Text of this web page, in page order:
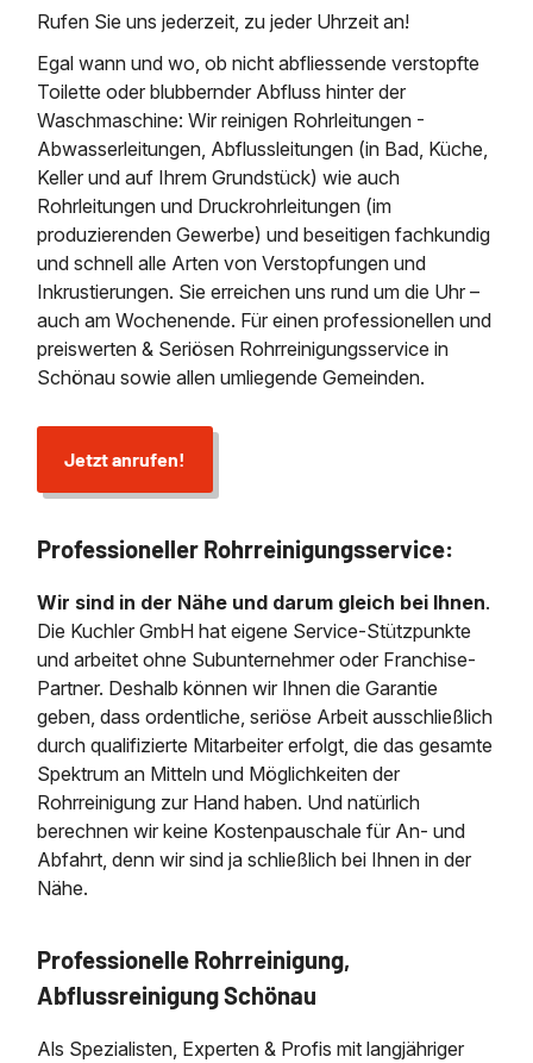
Rufen Sie uns jederzeit, zu jeder Uhrzeit an!
Egal wann und wo, ob nicht abfliessende verstopfte
Toilette oder blubbernder Abfluss hinter der
Waschmaschine: Wir reinigen Rohrleitungen -
Abwasserleitungen, Abflussleitungen (in Bad, Küche,
Keller und auf Ihrem Grundstück) wie auch
Rohrleitungen und Druckrohrleitungen (im
produzierenden Gewerbe) und beseitigen fachkundig
und schnell alle Arten von Verstopfungen und
Inkrustierungen. Sie erreichen uns rund um die Uhr –
auch am Wochenende. Für einen professionellen und
preiswerten & Seriösen Rohrreinigungsservice in
Schönau sowie allen umliegende Gemeinden.
Jetzt anrufen!
Professioneller Rohrreinigungsservice:
Wir sind in der Nähe und darum gleich bei Ihnen.
Die Kuchler GmbH hat eigene Service-Stützpunkte
und arbeitet ohne Subunternehmer oder Franchise-
Partner. Deshalb können wir Ihnen die Garantie
geben, dass ordentliche, seriöse Arbeit ausschließlich
durch qualifizierte Mitarbeiter erfolgt, die das gesamte
Spektrum an Mitteln und Möglichkeiten der
Rohrreinigung zur Hand haben. Und natürlich
berechnen wir keine Kostenpauschale für An- und
Abfahrt, denn wir sind ja schließlich bei Ihnen in der
Nähe.
Professionelle Rohrreinigung,
Abflussreinigung Schönau
Als Spezialisten, Experten & Profis mit langjähriger